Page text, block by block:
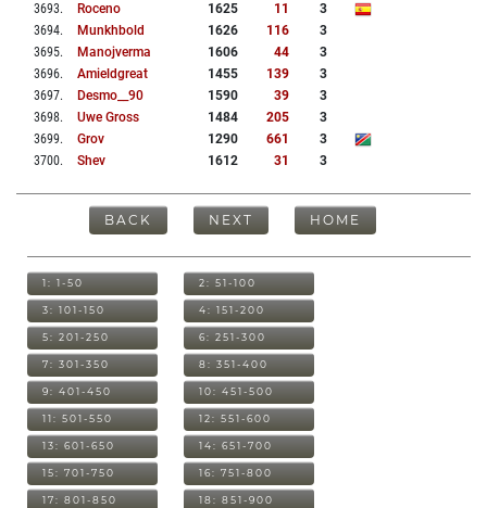
3693. Roceno 1625 11
3
3694. Munkhbold 1626 116
3
3695. Manojverma 1606 44
3
3696. Amieldgreat 1455 139
3
3697. Desmo__90 1590 39
3
3698. Uwe Gross 1484 205
3
3699. Grov 1290 661
3
3700. Shev 1612 31 3
BACK NEXT HOME
1: 1-50 2: 51-100
3: 101-150 4: 151-200
5: 201-250 6: 251-300
7: 301-350 8: 351-400
9: 401-450 10: 451-500
11: 501-550 12: 551-600
13: 601-650 14: 651-700
15: 701-750 16: 751-800
17: 801-850 18: 851-900